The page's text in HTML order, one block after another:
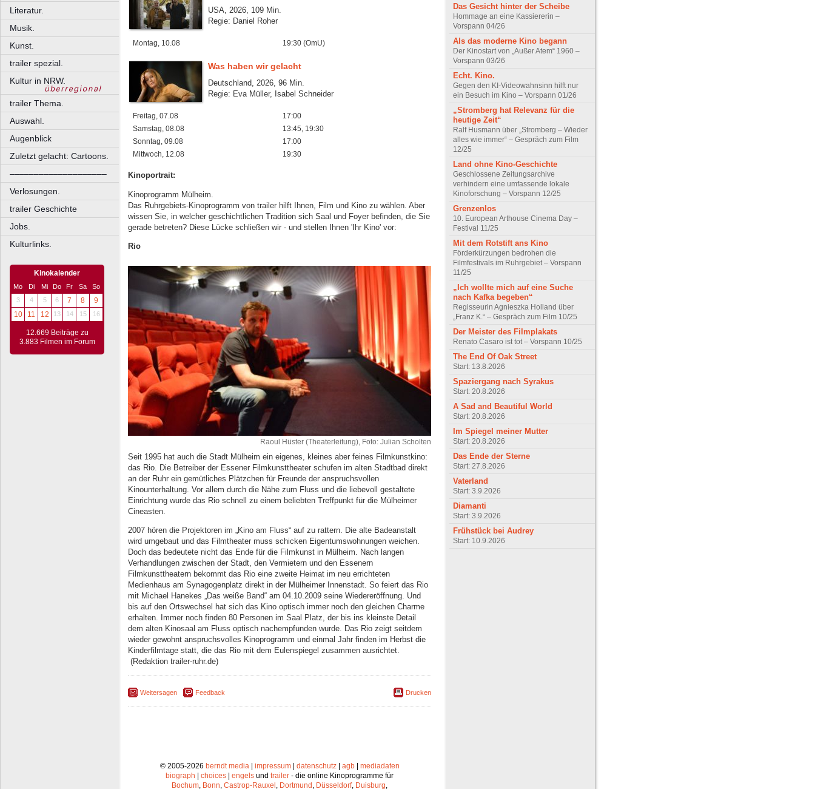
Literatur.
Musik.
Kunst.
trailer spezial.
Kultur in NRW.
trailer Thema.
Auswahl.
Augenblick
Zuletzt gelacht: Cartoons.
––––––––––––––––––––
Verlosungen.
trailer Geschichte
Jobs.
Kulturlinks.
Kinokalender
Mo Di Mi Do Fr Sa
So
3
4 5 6 7 8
9
10
11 12 13 14 15 16
12.669 Beiträge zu
3.883 Filmen im Forum
USA, 2026, 109 Min.
Regie: Daniel Roher
Montag, 10.08 19:30 (OmU)
Was haben wir gelacht
Deutschland, 2026, 96 Min.
Regie: Eva Müller, Isabel Schneider
Freitag, 07.08
17:00
Samstag, 08.08
13:45, 19:30
Sonntag, 09.08
17:00
Mittwoch, 12.08
19:30
Kinoportrait:
Kinoprogramm Mülheim.
Das Ruhrgebiets-Kinoprogramm von trailer hilft Ihnen, Film und Kino zu wählen. Aber
wissen Sie, in welcher geschichtlichen Tradition sich Saal und Foyer befinden, die Sie
gerade betreten? Diese Lücke schließen wir - und stellen Ihnen 'Ihr Kino' vor:
Rio
Raoul Hüster (Theaterleitung), Foto: Julian Scholten
Seit 1995 hat auch die Stadt Mülheim ein eigenes, kleines aber feines Filmkunstkino:
das Rio. Die Betreiber der Essener Filmkunsttheater schufen im alten Stadtbad direkt
an der Ruhr ein gemütliches Plätzchen für Freunde der anspruchsvollen
Kinounterhaltung. Vor allem durch die Nähe zum Fluss und die liebevoll gestaltete
Einrichtung wurde das Rio schnell zu einem beliebten Treffpunkt für die Mülheimer
Cineasten.
2007 hören die Projektoren im „Kino am Fluss“ auf zu rattern. Die alte Badeanstalt
wird umgebaut und das Filmtheater muss schicken Eigentumswohnungen weichen.
Doch das bedeutete nicht das Ende für die Filmkunst in Mülheim. Nach langen
Verhandlungen zwischen der Stadt, den Vermietern und den Essenern
Filmkunsttheatern bekommt das Rio eine zweite Heimat im neu errichteten
Medienhaus am Synagogenplatz direkt in der Mülheimer Innenstadt. So feiert das Rio
mit Michael Hanekes „Das weiße Band“ am 04.10.2009 seine Wiedereröffnung. Und
bis auf den Ortswechsel hat sich das Kino optisch immer noch den gleichen Charme
erhalten. Immer noch finden 80 Personen im Saal Platz, der bis ins kleinste Detail
dem alten Kinosaal am Fluss optisch nachempfunden wurde. Das Rio zeigt seitdem
wieder gewohnt anspruchsvolles Kinoprogramm und einmal Jahr finden im Herbst die
Kinderfilmtage statt, die das Rio mit dem Eulenspiegel zusammen ausrichtet.
(Redaktion trailer-ruhr.de)
Weitersagen Feedback Drucken
Das Gesicht hinter der Scheibe
Hommage an eine Kassiererin –
Vorspann 04/26
Als das moderne Kino begann
Der Kinostart von „Außer Atem“ 1960 –
Vorspann 03/26
Echt. Kino.
Gegen den KI-Videowahnsinn hilft nur
ein Besuch im Kino – Vorspann 01/26
„Stromberg hat Relevanz für die
heutige Zeit“
Ralf Husmann über „Stromberg – Wieder
alles wie immer“ – Gespräch zum Film
12/25
Land ohne Kino-Geschichte
Geschlossene Zeitungsarchive
verhindern eine umfassende lokale
Kinoforschung – Vorspann 12/25
Grenzenlos
10. European Arthouse Cinema Day –
Festival 11/25
Mit dem Rotstift ans Kino
Förderkürzungen bedrohen die
Filmfestivals im Ruhrgebiet – Vorspann
11/25
„Ich wollte mich auf eine Suche
nach Kafka begeben“
Regisseurin Agnieszka Holland über
„Franz K.“ – Gespräch zum Film 10/25
Der Meister des Filmplakats
Renato Casaro ist tot – Vorspann 10/25
The End Of Oak Street
Start: 13.8.2026
Spaziergang nach Syrakus
Start: 20.8.2026
A Sad and Beautiful World
Start: 20.8.2026
Im Spiegel meiner Mutter
Start: 20.8.2026
Das Ende der Sterne
Start: 27.8.2026
Vaterland
Start: 3.9.2026
Diamanti
Start: 3.9.2026
Frühstück bei Audrey
Start: 10.9.2026
© 2005-2026 berndt media| impressum| datenschutz| agb| mediadaten
biograph
choices engels und trailer - die online Kinoprogramme für
Bochum, Bonn, Castrop-Rauxel , Dortmund , Düsseldorf, Duisburg,